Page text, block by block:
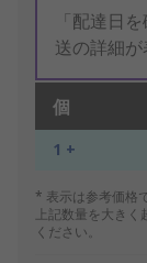
「配達日
送の詳細が
個
1 +
* 表示は参考価格
上記数量を大きく
ください。